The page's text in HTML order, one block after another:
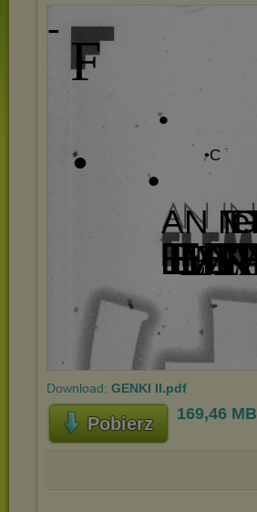
Download: GENKI II.pdf
Pobierz 169,46 MB